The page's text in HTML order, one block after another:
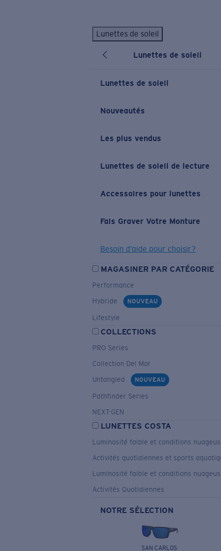
Lunettes de soleil
Lunettes de soleil
Lunettes de soleil
Nouveautés
Les plus vendus
Lunettes de soleil de lecture
Accessoires pour lunettes
Fais Graver Votre Monture
Besoin d’aide pour choisir?
MAGASINER PAR CATÉGORIE
Performance
Hybride
NOUVEAU
Lifestyle
COLLECTIONS
PRO Series
Collection Del Mar
Untangled
NOUVEAU
Pathfinder Series
NEXT-GEN
LUNETTES COSTA
Luminosité faible et conditions
Activités quotidiennes et sports
Luminosité faible et conditions
Activités Quotidiennes
NOTRE SÉLECTION
SAN CARLOS
LES PLUS RECHERCHÉS
Lunettes de soleil personnalisées Nouveau